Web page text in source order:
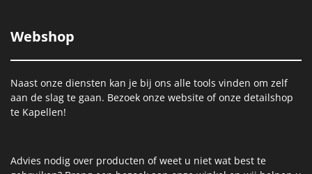
Webshop
Naast onze diensten kan je bij ons alle tools vinden om zelf
aan de slag te gaan. Bezoek onze website of onze detailshop
te Kapellen!
Advies nodig over producten of weet u niet wat best te